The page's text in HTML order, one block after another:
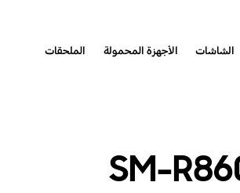
الشاشات الأجهزة المحمولة الملحقات
SM-